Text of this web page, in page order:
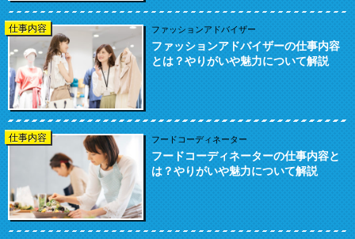
仕事内容 ファッションアドバイザー
ファッションアドバイザーの仕事内容
とは？やりがいや魅力について解説
仕事内容 フードコーディネーター
フードコーディネーターの仕事内容と
は？やりがいや魅力について解説